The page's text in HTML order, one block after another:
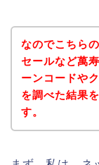
なのでこちら
セールなど萬
ーンコードや
を調べた結果
す。